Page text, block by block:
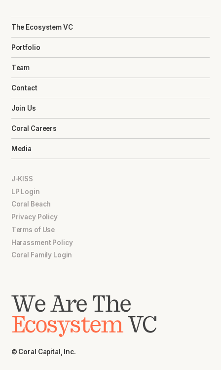
The Ecosystem VC
Portfolio
Team
Contact
Join Us
Coral Careers
Media
J-KISS
LP Login
Coral Beach
Privacy Policy
Terms of Use
Harassment Policy
Coral Family Login
We Are The
EcosystemVC
© Coral Capital, Inc.